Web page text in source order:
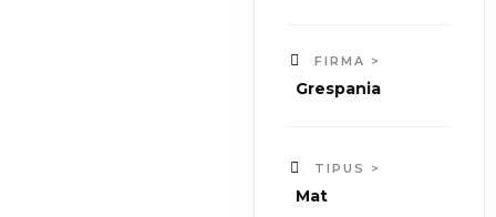
FIRMA >
Grespania
TIPUS >
Mat